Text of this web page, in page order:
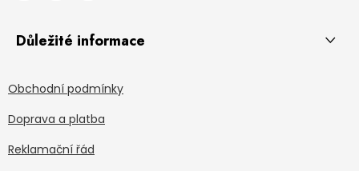
Důležité informace
Obchodní podmínky
Doprava a platba
Reklamační řád